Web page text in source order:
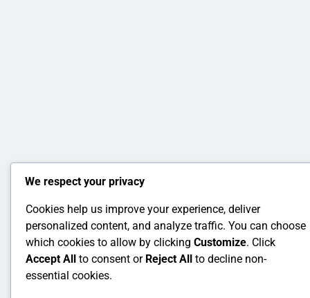
We respect your privacy
Cookies help us improve your experience, deliver
personalized content, and analyze traffic. You can choose
which cookies to allow by clicking Customize. Click
Accept All to consent or Reject All to decline non-
essential cookies.